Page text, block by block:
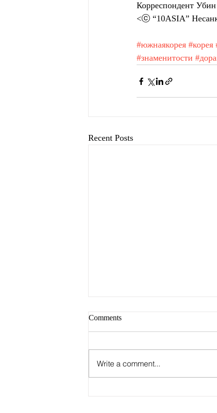
Корреспондент
<ⓒ “10ASIA”
#южнаякорея #корея
#знаменитости
Recent Posts
Comments
Write a comment...